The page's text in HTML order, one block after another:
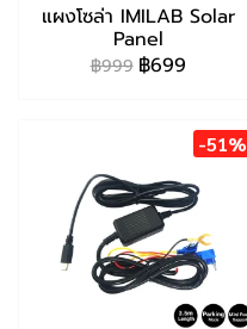
แผงโซล่า IMILAB Solar
Panel
฿999 ฿699
-51%